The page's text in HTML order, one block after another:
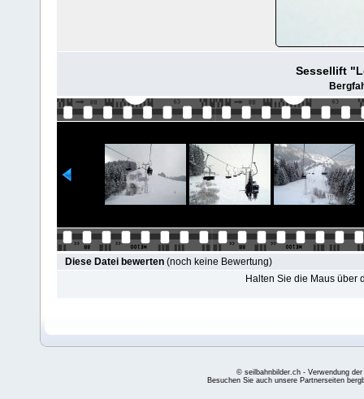
Sessellift
Diese Datei bewerten (noch keine Bewertung)
Halten Sie die Maus über
© seilbahnbilder.ch - Verwendung
Besuchen Sie auch unsere Partnerseiten